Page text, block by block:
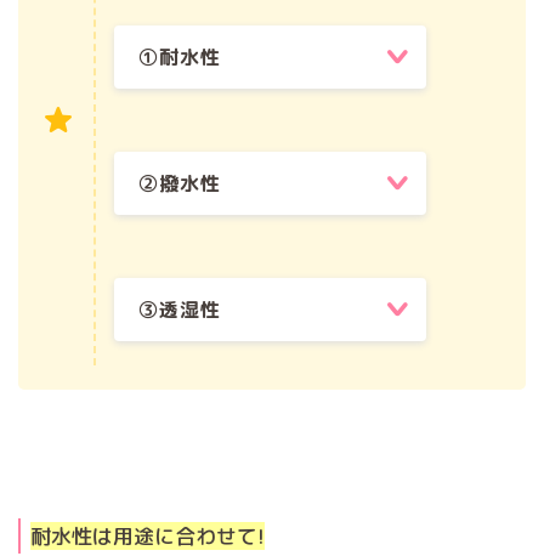
①耐水性
②撥水性
③透湿性
耐水性は用途に合わせて!